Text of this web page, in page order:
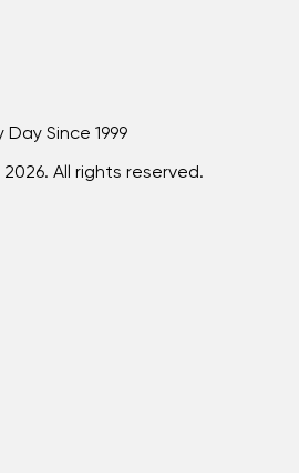
Day Since 1999
2026. All rights reserved.